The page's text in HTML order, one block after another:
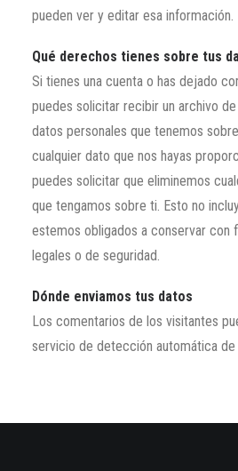
pueden ver y editar esa información.
Qué derechos tienes sobre tus
Si tienes una cuenta o has dejado
puedes solicitar recibir un archivo
datos personales que tenemos
cualquier dato que nos hayas
puedes solicitar que eliminemos
que tengamos sobre ti. Esto no
estemos obligados a conservar con
legales o de seguridad.
Dónde enviamos tus datos
Los comentarios de los visitantes
servicio de detección automática de